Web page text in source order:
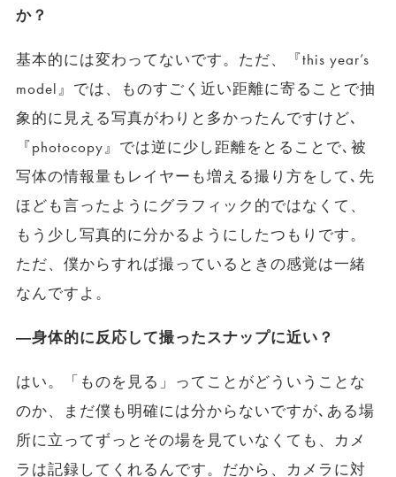
か？
基本的には変わってないです。ただ、『this year’s
model』では、ものすごく近い距離に寄ることで抽
象的に見える写真がわりと多かったんですけど､
『photocopy』では逆に少し距離をとることで､被
写体の情報量もレイヤーも増える撮り方をして､先
ほども言ったようにグラフィック的ではなくて、
もう少し写真的に分かるようにしたつもりです。
ただ、僕からすれば撮っているときの感覚は一緒
なんですよ。
―身体的に反応して撮ったスナップに近い？
はい。「ものを見る」ってことがどういうことな
のか、まだ僕も明確には分からないですが､ある場
所に立ってずっとその場を見ていなくても、カメ
ラは記録してくれるんです。だから、カメラに対